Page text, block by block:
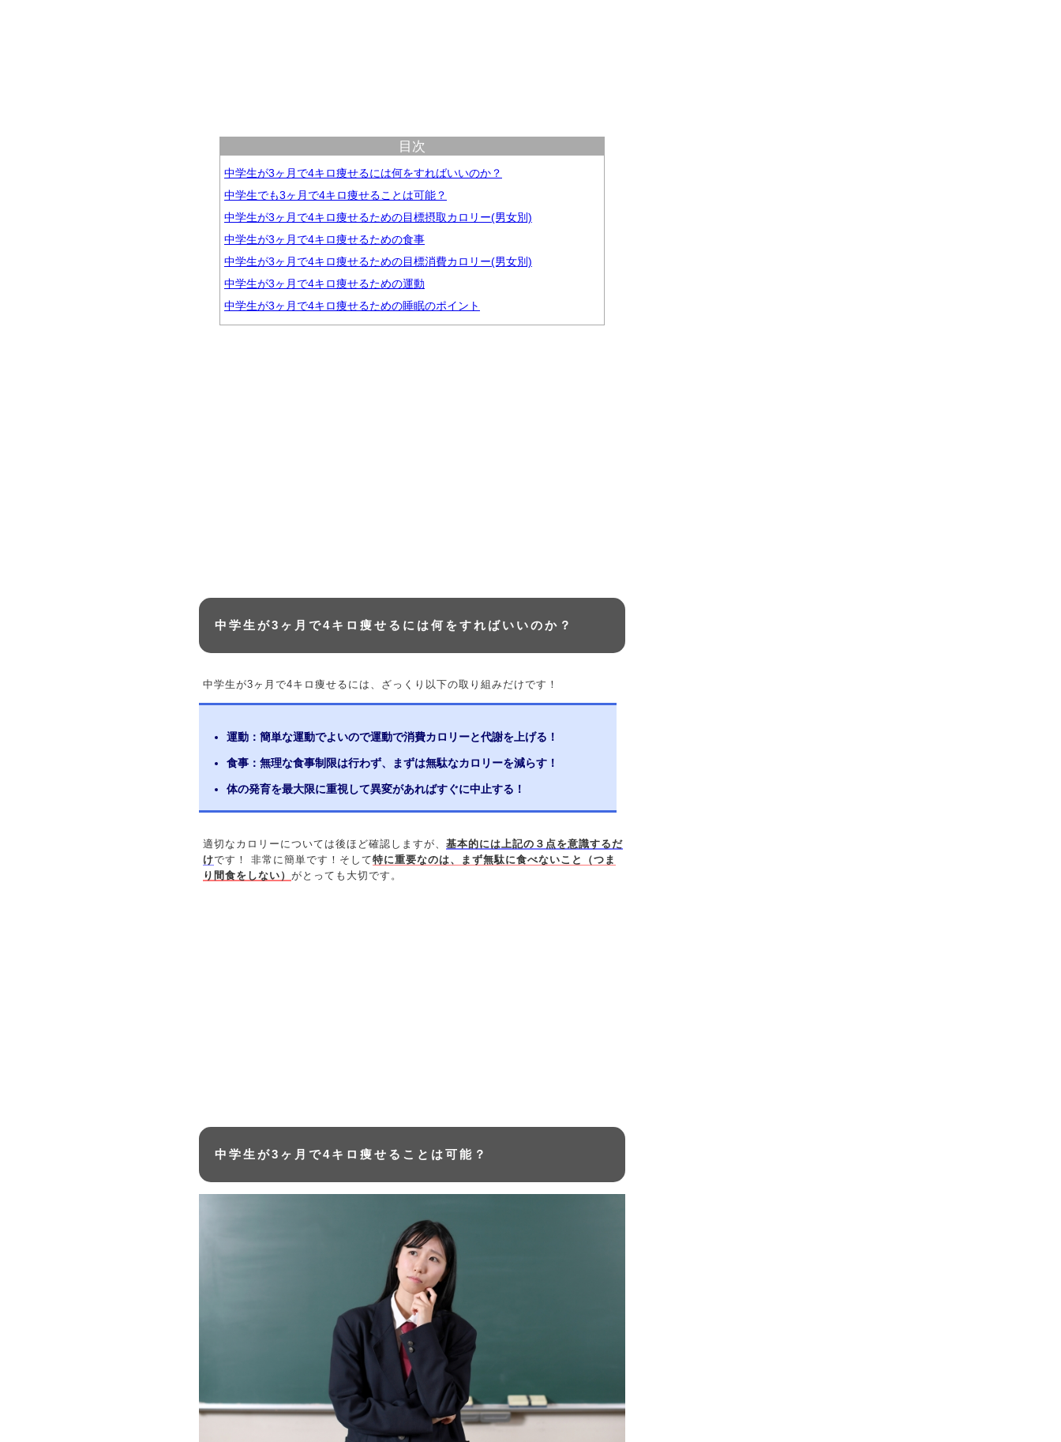
目次
中学生が3ヶ月で4キロ痩せるには何をすればいいのか？
中学生でも3ヶ月で4キロ痩せることは可能？
中学生が3ヶ月で4キロ痩せるための目標摂取カロリー(男女別)
中学生が3ヶ月で4キロ痩せるための食事
中学生が3ヶ月で4キロ痩せるための目標消費カロリー(男女別)
中学生が3ヶ月で4キロ痩せるための運動
中学生が3ヶ月で4キロ痩せるための睡眠のポイント
中学生が3ヶ月で4キロ痩せるには何をすればいいのか？
中学生が3ヶ月で4キロ痩せるには、ざっくり以下の取り組みだけです！
運動：簡単な運動でよいので運動で消費カロリーと代謝を上げる！
食事：無理な食事制限は行わず、まずは無駄なカロリーを減らす！
体の発育を最大限に重視して異変があればすぐに中止する！
適切なカロリーについては後ほど確認しますが、 基本的には上記の３点を意識するだ
けです！ 非常に簡単です！そして特に重要なのは、まず無駄に食べないこと（つま
り間食をしない） がとっても大切です。
中学生が3ヶ月で4キロ痩せることは可能？